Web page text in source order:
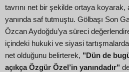
tavrını net bir şekilde ortaya koyarak,
yanında saf tutmuştu. Gölbaşı Son
Özcan Aydoğdu’ya süreci
içindeki hukuki ve siyasi tartışmalarda
net olduğunu belirterek, "Dün de
açıkça Özgür Özel’in yanındadır"